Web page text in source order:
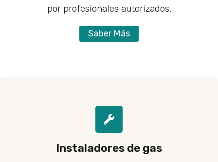
por profesionales autorizados.
Saber Más
Instaladores de gas